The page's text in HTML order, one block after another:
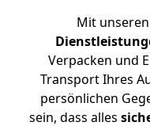
Mit
Verpacken und
Transport Ihres
persönlichen
sein, dass alles